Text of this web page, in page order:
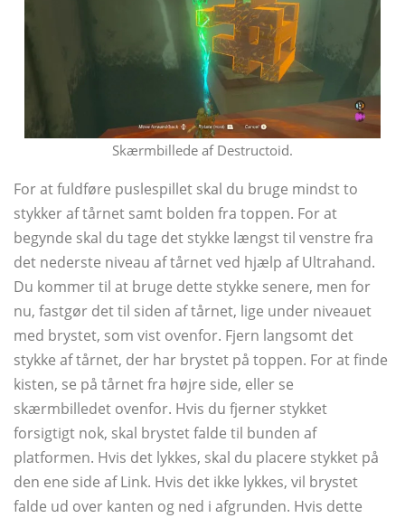
Skærmbillede af Destructoid.
For at fuldføre puslespillet skal du bruge mindst to
stykker af tårnet samt bolden fra toppen. For at
begynde skal du tage det stykke længst til venstre fra
det nederste niveau af tårnet ved hjælp af Ultrahand.
Du kommer til at bruge dette stykke senere, men for
nu, fastgør det til siden af ​​tårnet, lige under niveauet
med brystet, som vist ovenfor. Fjern langsomt det
stykke af tårnet, der har brystet på toppen. For at finde
kisten, se på tårnet fra højre side, eller se
skærmbilledet ovenfor. Hvis du fjerner stykket
forsigtigt nok, skal brystet falde til bunden af ​​
platformen. Hvis det lykkes, skal du placere stykket på
den ene side af Link. Hvis det ikke lykkes, vil brystet
falde ud over kanten og ned i afgrunden. Hvis dette